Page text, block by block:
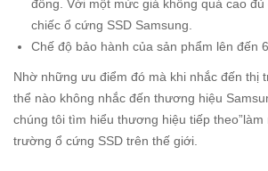
đồng. Với một mức giá không quá cao
chiếc ổ cứng SSD Samsung.
Chế độ bảo hành của sản phẩm lên đến
Nhờ những ưu điểm đó mà khi nhắc đến thị
thể nào không nhắc đến thương hiệu
chúng tôi tìm hiểu thương hiệu tiếp theo”làm
trường ổ cứng SSD trên thế giới.